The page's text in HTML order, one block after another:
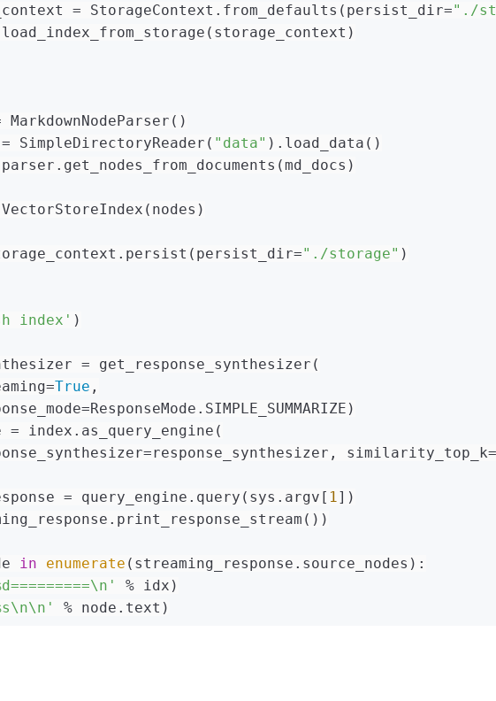
= StorageContext.from_defaults(persist_dir=
"./
MarkdownNodeParser()
SimpleDirectoryReader(
"data" ).load_data()
"./storage" )
index' )
= get_response_synthesizer(
True ,
= index.as_query_engine(
similarity_top_k=
= query_engine.query(sys.argv[
1 ])
in enumerate (streaming_response.source_nodes):
% idx)
% node.text)